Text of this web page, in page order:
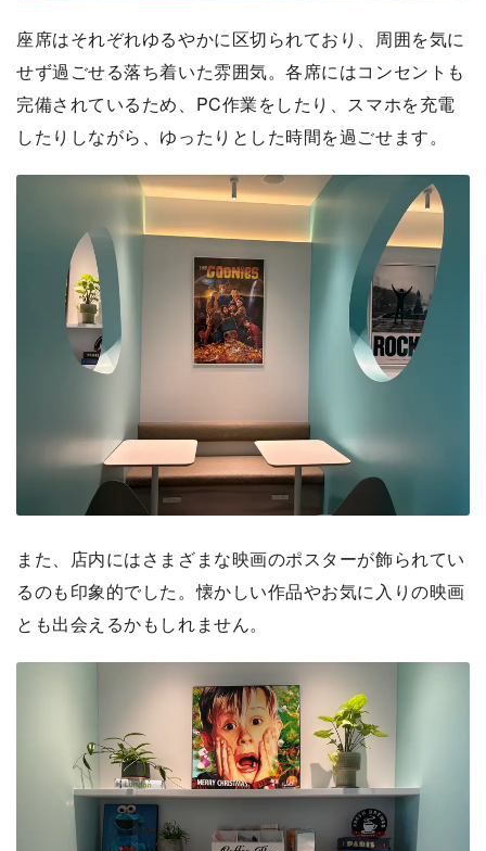
座席はそれぞれゆるやかに区切られており、周囲を気に
せず過ごせる落ち着いた雰囲気。各席にはコンセントも
完備されているため、PC作業をしたり、スマホを充電
したりしながら、ゆったりとした時間を過ごせます。
また、店内にはさまざまな映画のポスターが飾られてい
るのも印象的でした。懐かしい作品やお気に入りの映画
とも出会えるかもしれません。